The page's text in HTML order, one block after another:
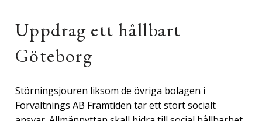
Uppdrag ett hållbart
Göteborg
Störningsjouren liksom de övriga bolagen i
Förvaltnings AB Framtiden tar ett stort socialt